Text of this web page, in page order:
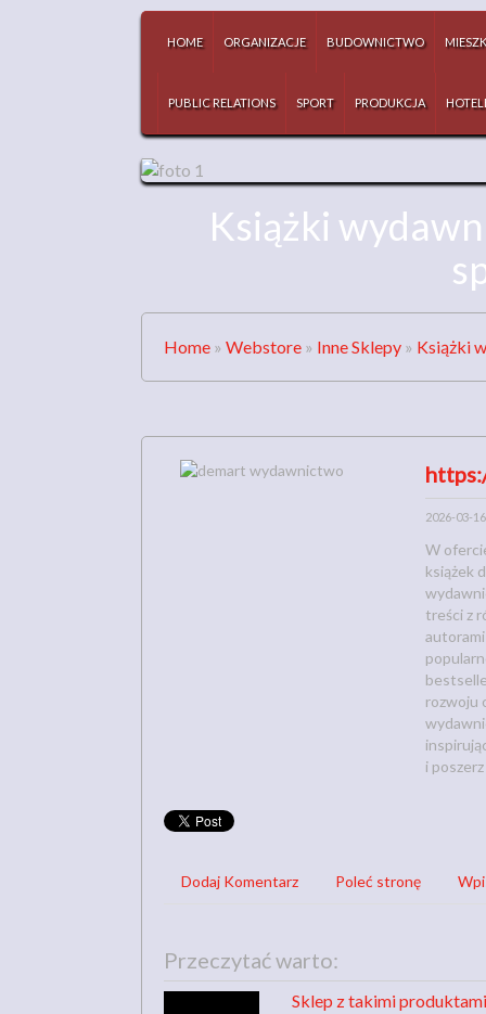
HOME ORGANIZACJE BUDOWNICTWO
PUBLIC RELATIONS SPORT PRODUKCJA
Książki
Home » Webstore » Inne Sklepy » Książki
2026-03-16
W
książek
treści z
rozwoju
i
Dodaj Komentarz Poleć stronę
Przeczytać warto:
Sklep z takimi